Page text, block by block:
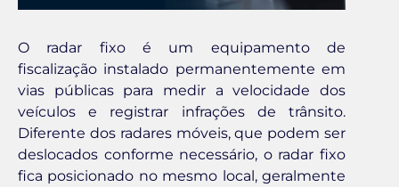
O radar fixo é um equipamento de
fiscalização instalado permanentemente em
vias públicas para medir a velocidade dos
veículos e registrar infrações de trânsito.
Diferente dos radares móveis, que podem ser
deslocados conforme necessário, o radar fixo
fica posicionado no mesmo local, geralmente